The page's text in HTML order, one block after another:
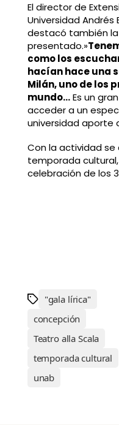
El director de
Universidad Andrés
destacó también
presentado.»
como los
hacían hace una
Milán, uno de los
mundo…Es un
acceder a un
universidad aporte
Con la actividad se
temporada
celebración de los
"gala lírica"
concepción
Teatro alla Scala
temporada cultural
unab